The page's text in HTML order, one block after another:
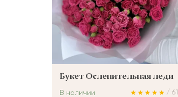
Букет Ослепительная леди
/ 61
В наличии